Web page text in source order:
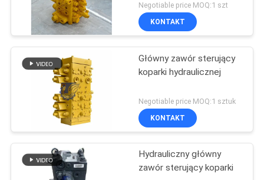
Negotiable price MOQ:1 szt
KONTAKT
Główny zawór sterujący
koparki hydraulicznej
Negotiable price MOQ:1 sztuk
KONTAKT
Hydrauliczny główny
zawór sterujący koparki